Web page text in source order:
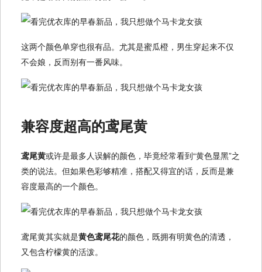
这两个颜色单穿也很有品。尤其是蜜瓜橙，男生穿起来不仅
不会娘，反而别有一番风味。
兼容度超高的鸢尾黄
鸢尾黄或许是最多人误解的颜色，毕竟经常看到“黄色显黑”之
类的说法。但如果色彩够精准，搭配又得宜的话，反而是兼
容度最高的一个颜色。
鸢尾黄其实就是黄色鸢尾花的颜色，既拥有明黄色的清透，
又包含柠檬黄的活泼。